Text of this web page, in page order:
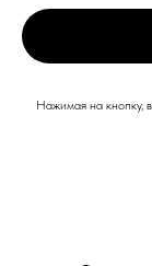
Нажимая на кнопку,